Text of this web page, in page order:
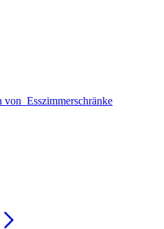
von Esszimmerschränke